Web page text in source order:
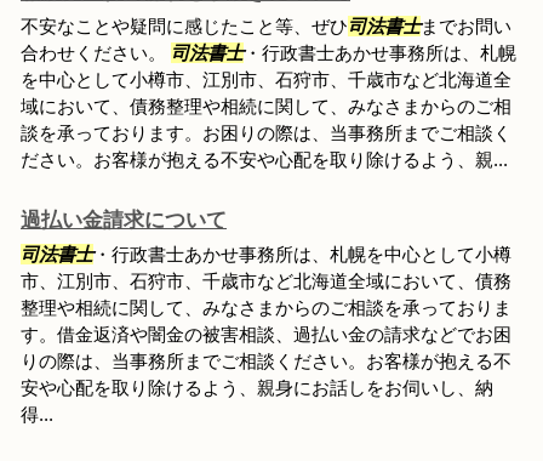
不安なことや疑問に感じたこと等、ぜひ司法書士までお問い
合わせください。
司法書士・行政書士あかせ事務所は、札幌
を中心として小樽市、江別市、石狩市、千歳市など北海道全
域において、債務整理や相続に関して、みなさまからのご相
談を承っております。お困りの際は、当事務所までご相談く
ださい。お客様が抱える不安や心配を取り除けるよう、親...
過払い金請求について
司法書士・行政書士あかせ事務所は、札幌を中心として小樽
市、江別市、石狩市、千歳市など北海道全域において、債務
整理や相続に関して、みなさまからのご相談を承っておりま
す。借金返済や闇金の被害相談、過払い金の請求などでお困
りの際は、当事務所までご相談ください。お客様が抱える不
安や心配を取り除けるよう、親身にお話しをお伺いし、納
得...